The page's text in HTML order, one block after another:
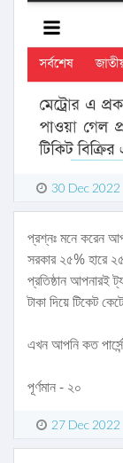
30 Dec 2022
প্রশ্নঃ মনে করেন
সরকার ২৫% হারে
প্রতিষ্ঠান আপনারই
টাকা দিয়ে টিকেট
এখন আপনি কত
পূর্ণমান - ২০
27 Dec 2022